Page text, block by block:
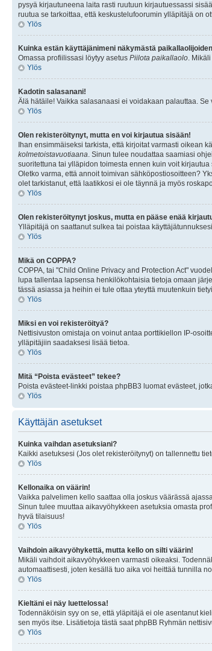
pysyä kirjautuneena laita rasti ruutuun kirjautuessassi
ruutua se tarkoittaa, että keskustelufoorumin ylläpitäjä on
Ylös
Kuinka estän käyttäjänimeni näkymästä
Omassa profiilissasi löytyy asetus Piilota paikallaolo .
Ylös
Kadotin salasanani!
Älä hätäile! Vaikka salasanaasi ei voidakaan palauttaa.
Ylös
Olen rekisteröitynyt, mutta en voi kirjautua sisään!
Ihan ensimmäiseksi tarkista, että kirjoitat varmasti oikean
kolmetoistavuotiaana . Sinun tulee noudattaa saamiasi
suoritettuna tai ylläpidon toimesta ennen kuin voit
Oletko varma, että annoit toimivan sähköpostiosoitteen?
olet tarkistanut, että laatikkosi ei ole täynnä ja myös
Ylös
Olen rekisteröitynyt joskus, mutta en pääse enää
Ylläpitäjä on saattanut sulkea tai poistaa
Ylös
Mikä on COPPA?
COPPA, tai "Child Online Privacy and Protection Act"
lupa tallentaa lapsensa henkilökohtaisia tietoja omaan
tässä asiassa ja heihin ei tule ottaa yteyttä muutenkuin
Ylös
Miksi en voi rekisteröityä?
Nettisivuston omistaja on voinut antaa porttikiellon IP-
ylläpitäjiin saadaksesi lisää tietoa.
Ylös
Mitä “Poista evästeet” tekee?
Poista evästeet-linkki poistaa phpBB3 luomat evästeet,
Ylös
Käyttäjän asetukset
Kuinka vaihdan asetuksiani?
Kaikki asetuksesi (Jos olet rekisteröitynyt) on tallennettu
Ylös
Kellonaika on väärin!
Vaikka palvelimen kello saattaa olla joskus väärässä
Sinun tulee muuttaa aikavyöhykkeen asetuksia omasta
hyvä tilaisuus!
Ylös
Vaihdoin aikavyöhykettä, mutta kello on silti väärin!
Mikäli vaihdoit aikavyöhykkeen varmasti oikeaksi.
automaattisesti, joten kesällä tuo aika voi heittää tunnilla
Ylös
Kieltäni ei näy luettelossa!
Todennäköisin syy on se, että yläpitäjä ei ole asentanut
sen myös itse. Lisätietoja tästä saat phpBB Ryhmän
Ylös